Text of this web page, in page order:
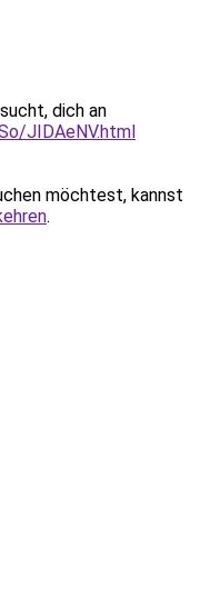
dich an
JIDAeNV.html
möchtest, kannst
.